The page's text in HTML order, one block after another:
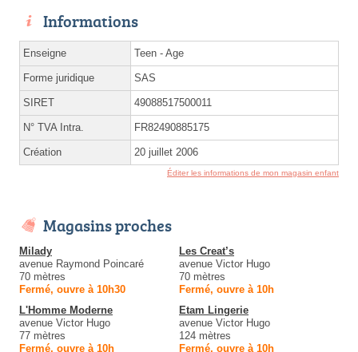
Informations
Enseigne Teen - Age
Forme juridique SAS
SIRET 49088517500011
N° TVA Intra. FR82490885175
Création 20 juillet 2006
Éditer les informations de mon magasin enfant
Magasins proches
Milady
avenue Raymond Poincaré
70 mètres
Fermé, ouvre à 10h30
Les Creat’s
avenue Victor Hugo
70 mètres
Fermé, ouvre à 10h
L'Homme Moderne
avenue Victor Hugo
77 mètres
Fermé, ouvre à 10h
Etam Lingerie
avenue Victor Hugo
124 mètres
Fermé, ouvre à 10h